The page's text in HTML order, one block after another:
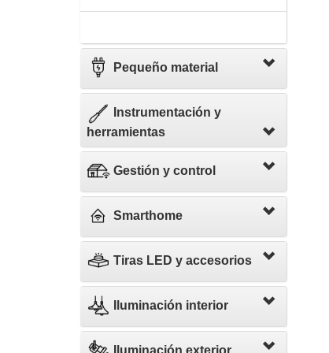
Pequeño material
Instrumentación y
herramientas
Gestión y control
Smarthome
Tiras LED y accesorios
Iluminación interior